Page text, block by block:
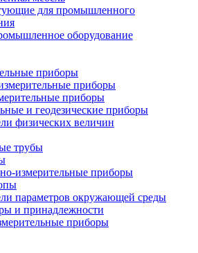
для промышленного
оборудование
приборы
приборы
приборы
и геодезические приборы
физических величин
трубы
измерительные приборы
параметров окружающей среды
и принадлежности
приборы